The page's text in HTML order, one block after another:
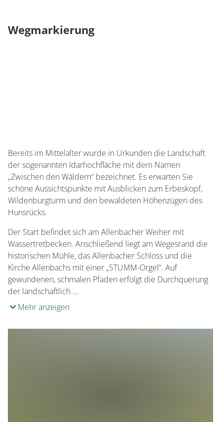
Wegmarkierung
Bereits im Mittelalter wurde in Urkunden die Landschaft
der sogenannten Idarhochfläche mit dem Namen
„Zwischen den Wäldern“ bezeichnet. Es erwarten Sie
schöne Aussichtspunkte mit Ausblicken zum Erbeskopf,
Wildenburgturm und den bewaldeten Höhenzügen des
Hunsrücks.
Der Start befindet sich am Allenbacher Weiher mit
Wassertretbecken. Anschließend liegt am Wegesrand die
historischen Mühle, das Allenbacher Schloss und die
Kirche Allenbachs mit einer „STUMM-Orgel“. Auf
gewundenen, schmalen Pfaden erfolgt die Durchquerung
der landschaftlich …
Mehr anzeigen